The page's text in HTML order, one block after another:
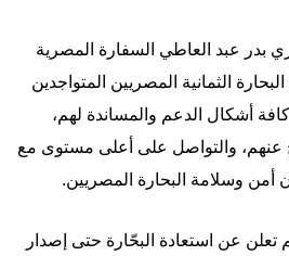
بدر عبد العاطي السفارة المصرية
الثمانية المصريين المتواجدين
أشكال الدعم والمساندة لهم،
عنهم، والتواصل على أعلى مستوى مع
أمن وسلامة البحارة المصريين.
تعلن عن استعادة البحّارة حتى إصدار